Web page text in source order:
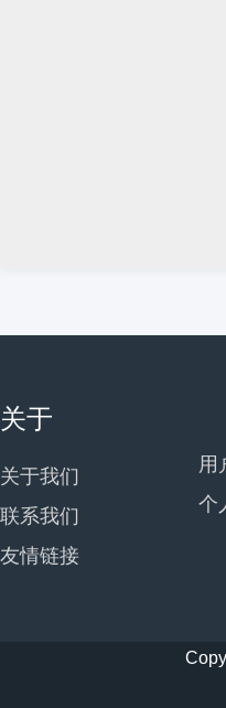
关于
关于我们
联系我们
友情链接
用
个